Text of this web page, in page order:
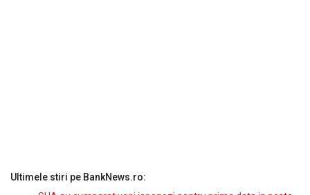
Ultimele stiri pe BankNews.ro: